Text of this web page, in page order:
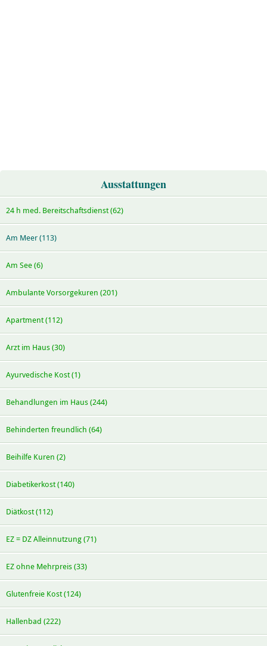
Ausstattungen
24 h med. Bereitschaftsdienst (62)
Am Meer (113)
Am See (6)
Ambulante Vorsorgekuren (201)
Apartment (112)
Arzt im Haus (30)
Ayurvedische Kost (1)
Behandlungen im Haus (244)
Behinderten freundlich (64)
Beihilfe Kuren (2)
Diabetikerkost (140)
Diätkost (112)
EZ = DZ Alleinnutzung (71)
EZ ohne Mehrpreis (33)
Glutenfreie Kost (124)
Hallenbad (222)